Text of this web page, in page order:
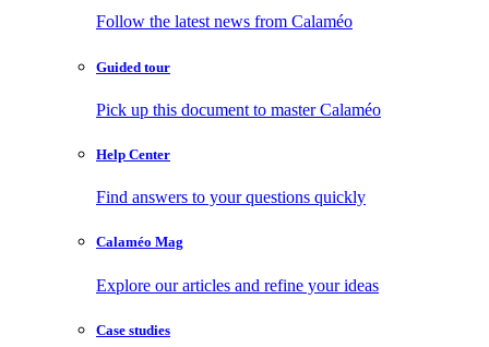
Follow the latest news from Calaméo
Guided tour
Pick up this document to master Calaméo
Help Center
Find answers to your questions quickly
Calaméo Mag
Explore our articles and refine your ideas
Case studies